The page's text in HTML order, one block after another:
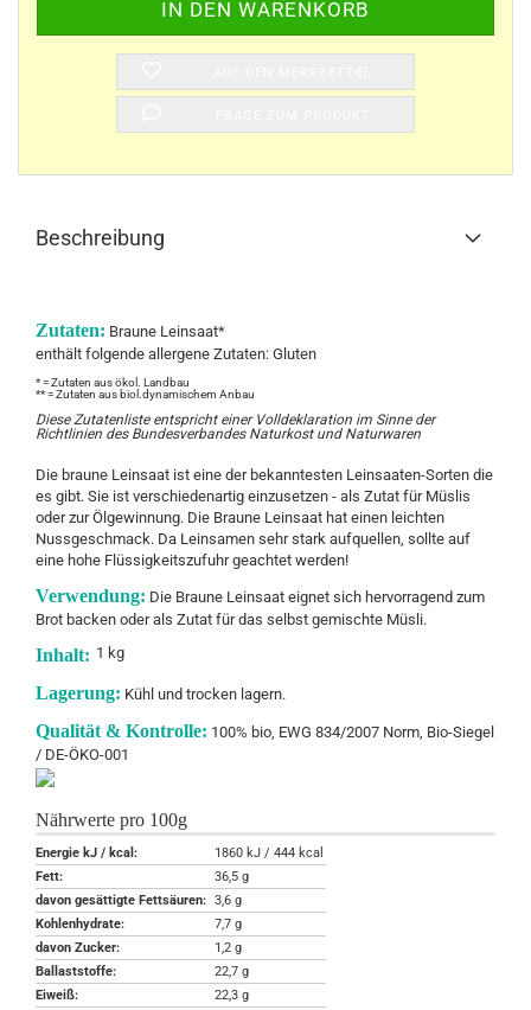
Beschreibung
Zutaten: Braune Leinsaat*
enthält folgende allergene Zutaten: Gluten
* = Zutaten aus ökol. Landbau
** = Zutaten aus biol.dynamischem Anbau
Diese Zutatenliste entspricht einer Volldeklaration im Sinne der
Richtlinien des Bundesverbandes Naturkost und Naturwaren
Die braune Leinsaat ist eine der bekanntesten Leinsaaten-Sorten die
es gibt. Sie ist verschiedenartig einzusetzen - als Zutat für Müslis
oder zur Ölgewinnung. Die Braune Leinsaat hat einen leichten
Nussgeschmack. Da Leinsamen sehr stark aufquellen, sollte auf
eine hohe Flüssigkeitszufuhr geachtet werden!
Verwendung: Die Braune Leinsaat eignet sich hervorragend zum
Brot backen oder als Zutat für das selbst gemischte Müsli.
Inhalt: 1 kg
Lagerung: Kühl und trocken lagern.
Qualität & Kontrolle: 100% bio, EWG 834/2007 Norm, Bio-Siegel
/ DE-ÖKO-001
Nährwerte pro 100g
Energie kJ / kcal:
1860 kJ / 444 kcal
Fett:
36,5 g
davon gesättigte Fettsäuren: 3,6 g
Kohlenhydrate:
7,7 g
davon Zucker:
1,2 g
Ballaststoffe:
22,7 g
Eiweiß:
22,3 g